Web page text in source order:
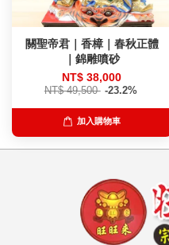
關聖帝君｜香樟｜春秋正體
｜錦雕噴砂
NT$ 38,000
NT$ 49,500 -23.2%
加入購物車